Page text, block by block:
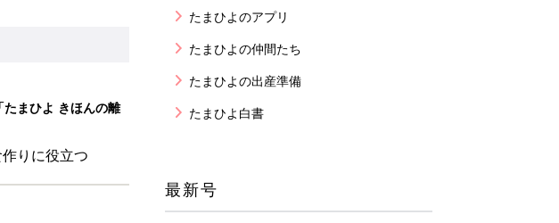
まひよ きほんの離
りに役立つ
たまひよのアプリ
たまひよの仲間たち
たまひよの出産準備
たまひよ白書
最新号